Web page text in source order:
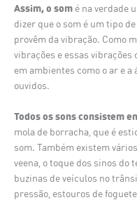
Assim, o som é na verdade
dizer que o som é um tipo
provêm da vibração. Como
vibrações e essas vibrações
em ambientes como o ar e
ouvidos.
Todos os sons consistem
mola de borracha, que é
som. Também existem
veena, o toque dos sinos do
buzinas de veículos no
pressão, estouros de